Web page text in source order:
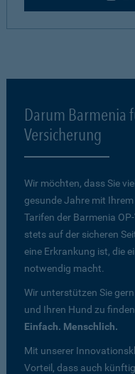
Darum Barmenia
Versicherung
Wir möchten, dass Sie
gesunde Jahre mit
Tarifen der Barmenia
stets auf der sicheren
eine Erkrankung ist, die
notwendig macht.
Wir unterstützen Sie
und Ihren Hund zu
Einfach. Menschlich.
Mit unserer
Vorteil, dass auch